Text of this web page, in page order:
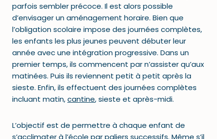
parfois sembler précoce. Il est alors possible
d’envisager un aménagement horaire. Bien que
l’obligation scolaire impose des journées complètes,
les enfants les plus jeunes peuvent débuter leur
année avec une intégration progressive. Dans un
premier temps, ils commencent par n’assister qu’aux
matinées. Puis ils reviennent petit à petit après la
sieste. Enfin, ils effectuent des journées complètes
incluant matin,cantine, sieste et après-midi.
L’objectif est de permettre à chaque enfant de
s’acclimater à l’école par paliers successifs. Même s’il